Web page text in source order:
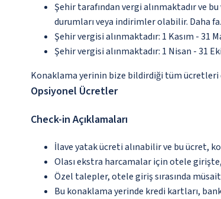
Şehir tarafından vergi alınmaktadır ve
durumları veya indirimler olabilir. Daha
Şehir vergisi alınmaktadır: 1 Kasım - 31
Şehir vergisi alınmaktadır: 1 Nisan - 31
Konaklama yerinin bize bildirdiği tüm
Opsiyonel Ücretler
Check-in Açıklamaları
İlave yatak ücreti alınabilir ve bu ücret,
Olası ekstra harcamalar için otele
Özel talepler, otele giriş sırasında
Bu konaklama yerinde kredi kartları,